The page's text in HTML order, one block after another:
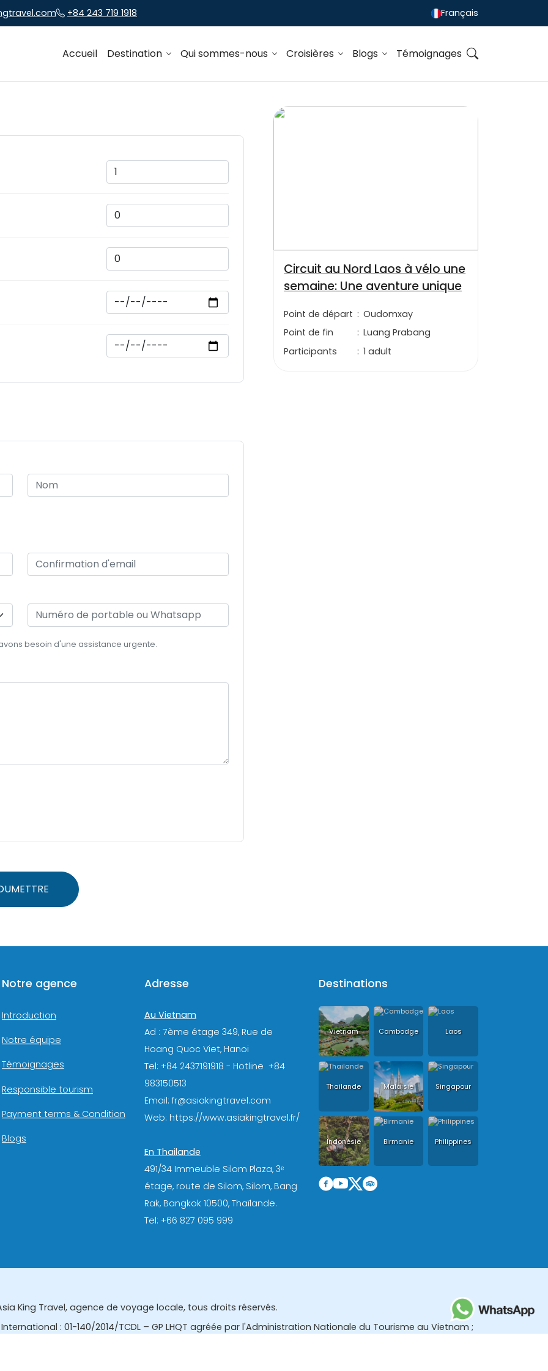
+84 243 719 1918 Français
Accueil Destination Qui sommes-nous Croisières Blogs Témoignages
besoin d'une assistance urgente.
Circuit au Nord Laos à vélo une
semaine: Une aventure unique
Point de départ : Oudomxay
Point de fin
: Luang Prabang
Participants
: 1 adult
Notre agence
Introduction
Notre équipe
Témoignages
Responsible tourism
Payment terms & Condition
Blogs
Adresse
Au Vietnam
Ad : 7ème étage 349, Rue de
Hoang Quoc Viet, Hanoi
Tel: +84 2437191918 - Hotline +84
983150513
Email: fr@asiakingtravel.com
Web: https://www.asiakingtravel.fr/
En Thailande
491/34 Immeuble Silom Plaza, 3ᵉ
étage, route de Silom, Silom, Bang
Rak, Bangkok 10500, Thaïlande.
Tel: +66 827 095 999
Destinations
Vietnam Cambodge Laos
Thailande Malaisie Singapour
Indonésie Birmanie Philippines
King Travel, agence de voyage locale, tous droits réservés.
: 01-140/2014/TCDL – GP LHQT agréée par l'Administration Nationale du Tourisme au Vietnam ;